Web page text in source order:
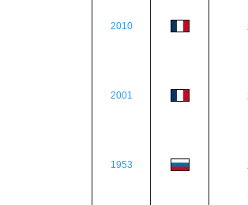
2010
2001
1953